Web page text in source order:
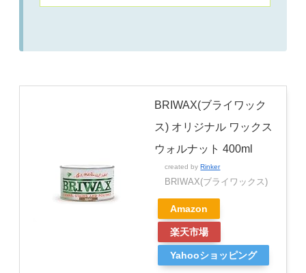
BRIWAX(ブライワック
ス) オリジナル ワックス
ウォルナット 400ml
created byRinker
BRIWAX(ブライワックス)
Amazon
楽天市場
Yahooショッピング